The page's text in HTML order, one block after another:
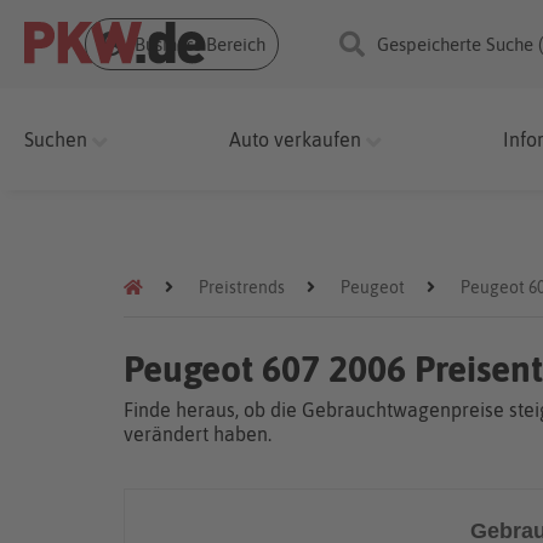
Business Bereich Gespeicherte Suche (
Suchen Auto verkaufen
Preistrends Peugeot Peugeot
Peugeot 607 2006
Finde heraus, ob die Gebrauchtwagenpreise
verändert haben.